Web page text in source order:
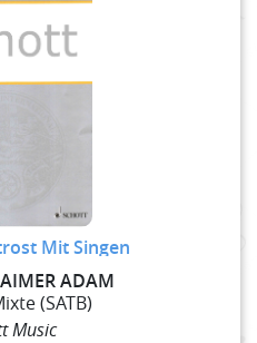
Mit Singen
ADAM
(SATB)
Music